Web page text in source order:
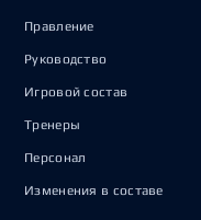
Правление
Руководство
Игровой состав
Тренеры
Персонал
Изменения в составе